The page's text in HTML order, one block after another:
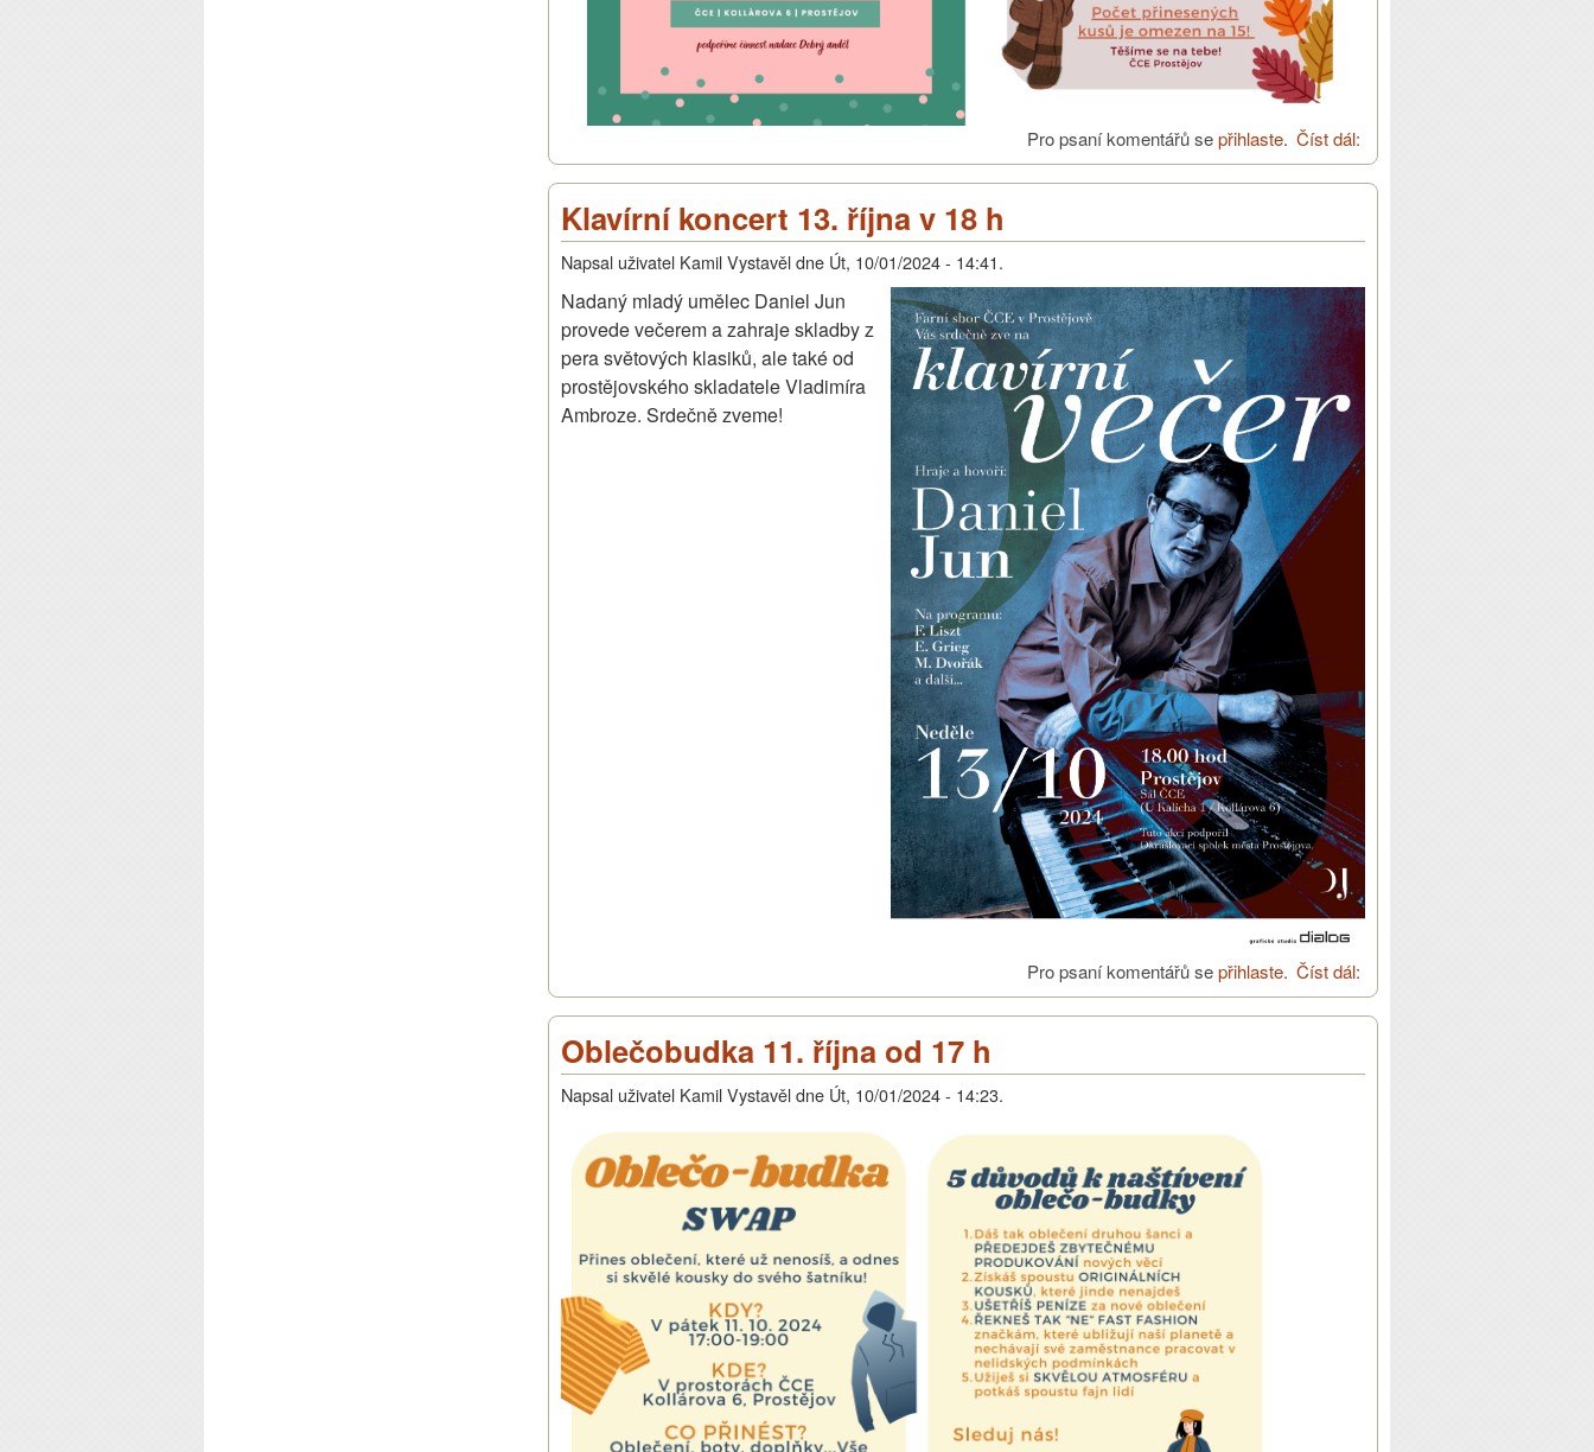
Číst dál:
30.11.
Pro psaní komentářů sepřihlaste.
Klavírní koncert 13. října v 18 h
Napsal uživatel Kamil Vystavěldne Út, 10/01/2024 - 14:41.
Nadaný mladý umělec Daniel Jun
provede večerem a zahraje skladby z
pera světových klasiků, ale také od
prostějovského skladatele Vladimíra
Ambroze. Srdečně zveme!
Číst dál:
h
Pro psaní komentářů sepřihlaste.
Oblečobudka 11. října od 17 h
Napsal uživatel Kamil Vystavěldne Út, 10/01/2024 - 14:23.